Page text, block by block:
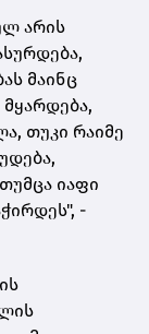
არის
მაინც
თუკი რაიმე
იაფი
-